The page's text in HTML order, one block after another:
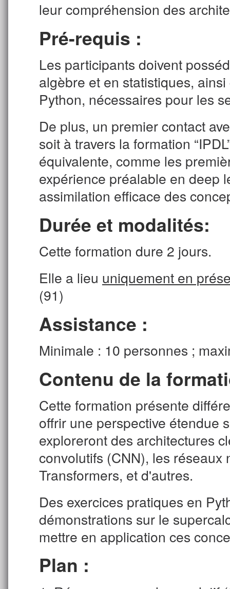
leur compréhension des
Pré-requis :
Les participants doivent
algèbre et en statistiques,
Python, nécessaires pour les
De plus, un premier contact
soit à travers la formation
équivalente, comme les
expérience préalable en deep
assimilation efficace des
Durée et modalités:
Cette formation dure 2 jours.
Elle a lieu uniquement en
(91)
Assistance :
Minimale : 10 personnes ;
Contenu de la
Cette formation présente
offrir une perspective étendue
exploreront des architectures
convolutifs (CNN), les
Transformers, et d'autres.
Des exercices pratiques en
démonstrations sur le
mettre en application ces
Plan :